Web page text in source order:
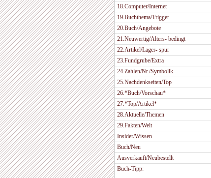
18.Computer/Internet
19.Buchthema/Trigger
20.Buch/Angebote
21.Neuwertig/Alters- bedingt
22.Artikel/Lager- spur
23.Fundgrube/Extra
24.Zahlen/Nr./Symbolik
25.Nachdenkseiten/Top
26.*Buch/Vorschau*
27.*Top/Artikel*
28.Aktuelle/Themen
29.Fakten/Welt
Insider/Wissen
Buch/Neu
Ausverkauft/Neubestellt
Buch-Tipp: